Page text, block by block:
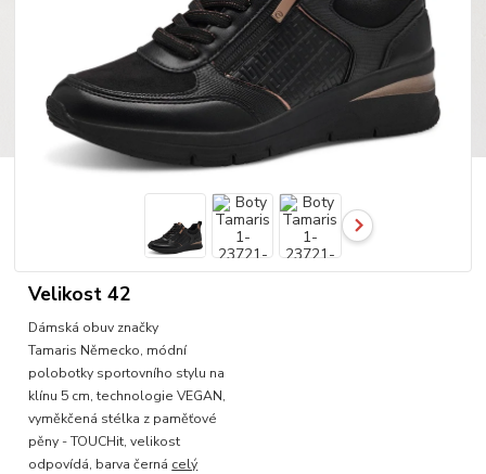
Velikost 42
Dámská obuv značky
Tamaris Německo, módní
polobotky sportovního stylu na
klínu 5 cm, technologie VEGAN,
vyměkčená stélka z paměťové
pěny - TOUCHit, velikost
odpovídá, barva černá celý